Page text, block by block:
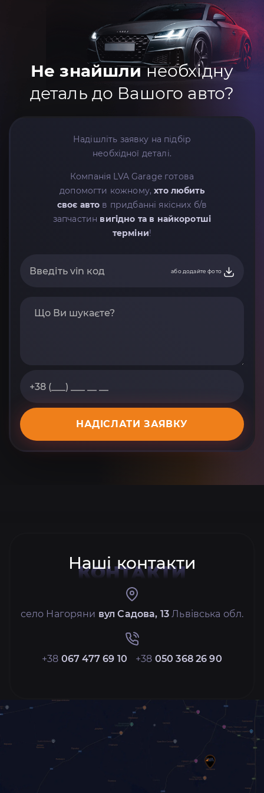
Не знайшлинеобхідну
деталь до Вашого авто?
Надішліть заявку на підбір
необхідної деталі.
Компанія LVA Garage готова
допомогти кожному,хто любить
своє авто в придбанні якісних б/в
запчастин вигідно та в найкоротші
терміни!
або додайте фото
НАДІСЛАТИ ЗАЯВКУ
Наші контакти
КОНТАКТИ
село Нагоряни вул Садова, 13 Львівська обл.
+38 067 477 69 10 +38 050 368 26 90